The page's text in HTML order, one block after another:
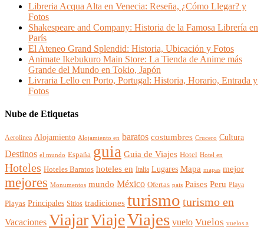
Libreria Acqua Alta en Venecia: Reseña, ¿Cómo Llegar? y
Fotos
Shakespeare and Company: Historia de la Famosa Librería en
París
El Ateneo Grand Splendid: Historia, Ubicación y Fotos
Animate Ikebukuro Main Store: La Tienda de Anime más
Grande del Mundo en Tokio, Japón
Livraria Lello en Porto, Portugal: Historia, Horario, Entrada y
Fotos
Nube de Etiquetas
Aerolinea Alojamiento Alojamiento en baratos costumbres Crucero Cultura
Destinos el mundo España guia Guia de Viajes Hotel Hotel en
Hoteles Hoteles Baratos hoteles en Italia Lugares Mapa mapas mejor
mejores Monumentos mundo México Ofertas pais Paises Peru Playa
Playas Principales Sitios tradiciones turismo turismo en
Vacaciones ViajarViajeViajes vuelo Vuelos vuelos a